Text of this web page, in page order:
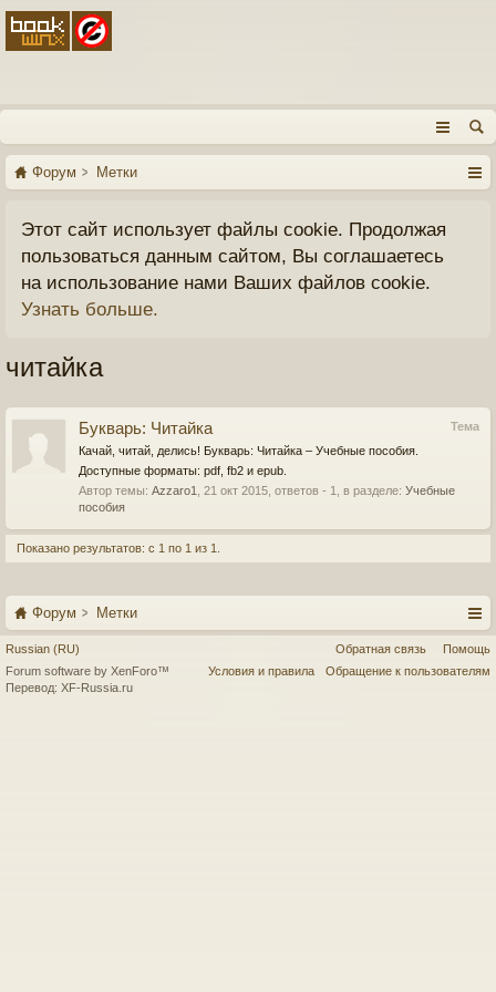
Форум Метки
Этот сайт использует файлы cookie. Продолжая
пользоваться данным сайтом, Вы соглашаетесь
на использование нами Ваших файлов cookie.
Узнать больше.
читайка
Тема
Букварь: Читайка
Качай, читай, делись! Букварь: Читайка – Учебные пособия.
Доступные форматы: pdf, fb2 и epub.
Автор темы: Azzaro1 21 окт 2015 , ответов - 1, в разделе: Учебные
пособия
Показано результатов: с 1 по 1 из 1.
Форум Метки
Russian (RU) Обратная связь
Помощь
Условия и правила
Обращение к пользователям
Forum software by XenForo™
Перевод: XF-Russia.ru